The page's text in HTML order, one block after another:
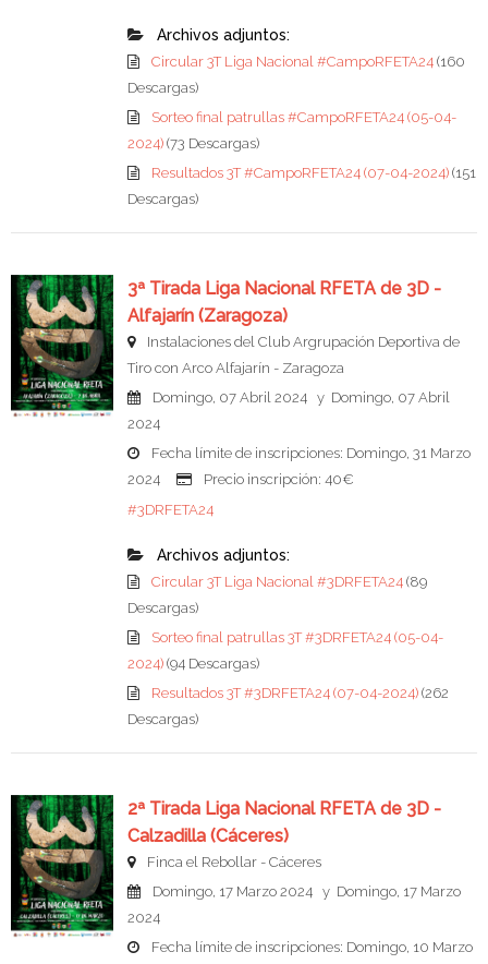
Archivos adjuntos:
Circular 3T Liga Nacional #CampoRFETA24 (160
Descargas)
Sorteo final patrullas #CampoRFETA24 (05-04-
2024) (73 Descargas)
Resultados 3T #CampoRFETA24 (07-04-2024) (151
Descargas)
3ª Tirada Liga Nacional RFETA de 3D -
Alfajarín (Zaragoza)
Instalaciones del Club Argrupación Deportiva de
Tiro con Arco Alfajarín - Zaragoza
Domingo, 07 Abril 2024 y Domingo, 07 Abril
2024
Fecha límite de inscripciones: Domingo, 31 Marzo
2024
Precio inscripción: 40€
#3DRFETA24
Archivos adjuntos:
Circular 3T Liga Nacional #3DRFETA24 (89
Descargas)
Sorteo final patrullas 3T #3DRFETA24 (05-04-
2024) (94 Descargas)
Resultados 3T #3DRFETA24 (07-04-2024) (262
Descargas)
2ª Tirada Liga Nacional RFETA de 3D -
Calzadilla (Cáceres)
Finca el Rebollar - Cáceres
Domingo, 17 Marzo 2024 y Domingo, 17 Marzo
2024
Fecha límite de inscripciones: Domingo, 10 Marzo